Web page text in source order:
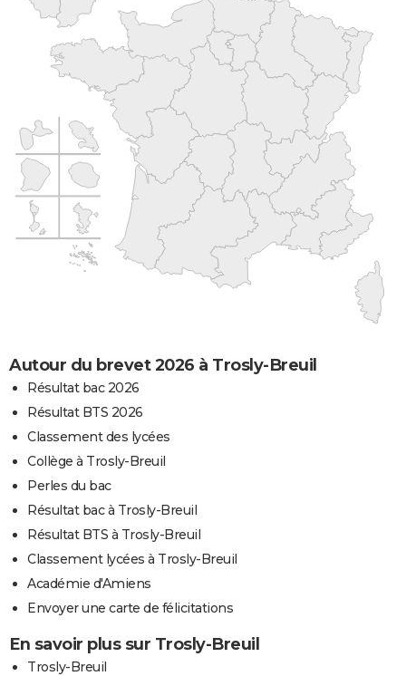
Autour du brevet 2026 à Trosly-Breuil
Résultat bac 2026
Résultat BTS 2026
Classement des lycées
Collège à Trosly-Breuil
Perles du bac
Résultat bac à Trosly-Breuil
Résultat BTS à Trosly-Breuil
Classement lycées à Trosly-Breuil
Académie d'Amiens
Envoyer une carte de félicitations
En savoir plus sur Trosly-Breuil
Trosly-Breuil